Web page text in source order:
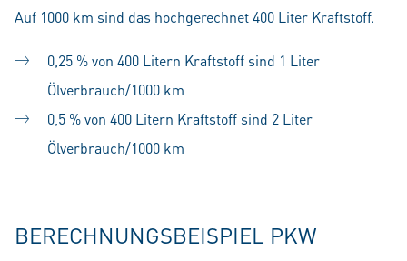
Auf 1000 km sind das hochgerechnet 400 Liter Kraftstoff.
0,25 % von 400 Litern Kraftstoff sind 1 Liter
Ölverbrauch/1000 km
0,5 % von 400 Litern Kraftstoff sind 2 Liter
Ölverbrauch/1000 km
BERECHNUNGSBEISPIEL PKW